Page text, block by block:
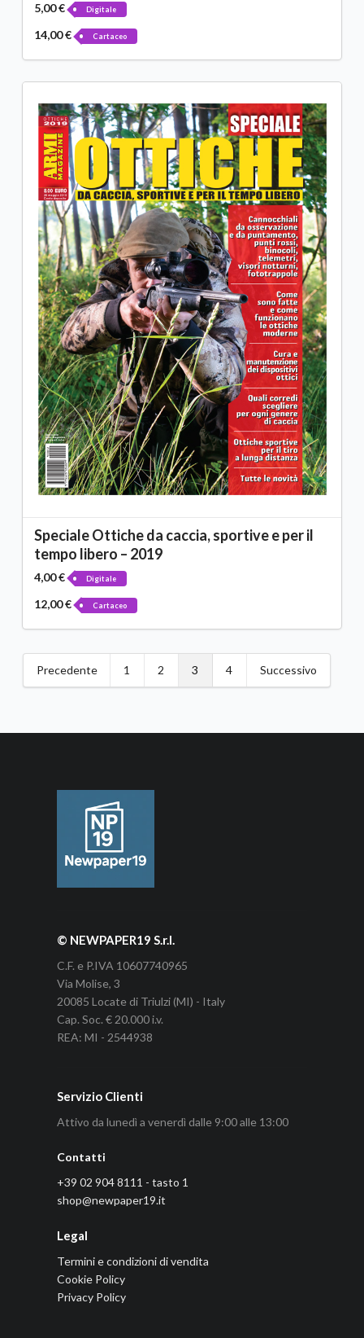
5,00 € Digitale
14,00 € Cartaceo
Speciale Ottiche da caccia, sportive e per il
tempo libero – 2019
4,00 € Digitale
12,00 € Cartaceo
Precedente 1 2 3 4 Successivo
© NEWPAPER19 S.r.l.
C.F. e P.IVA 10607740965
Via Molise, 3
20085 Locate di Triulzi (MI) - Italy
Cap. Soc. € 20.000 i.v.
REA: MI - 2544938
Servizio Clienti
Attivo da lunedì a venerdì dalle 9:00 alle 13:00
Contatti
+39 02 904 8111 - tasto 1
shop@newpaper19.it
Legal
Termini e condizioni di vendita
Cookie Policy
Privacy Policy